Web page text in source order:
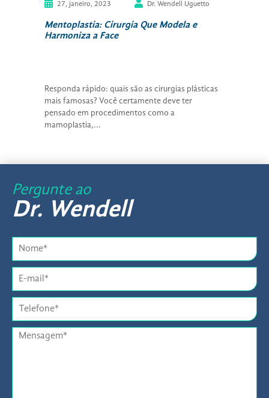
27, janeiro, 2023 Dr. Wendell Uguetto
Mentoplastia: Cirurgia Que Modela e
Harmoniza a Face
Responda rápido: quais são as cirurgias plásticas
mais famosas? Você certamente deve ter
pensado em procedimentos como a
mamoplastia,...
Pergunte ao
Dr. Wendell